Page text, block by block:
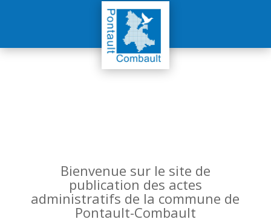
Bienvenue sur le site de
publication des actes
administratifs de la commune de
Pontault-Combault